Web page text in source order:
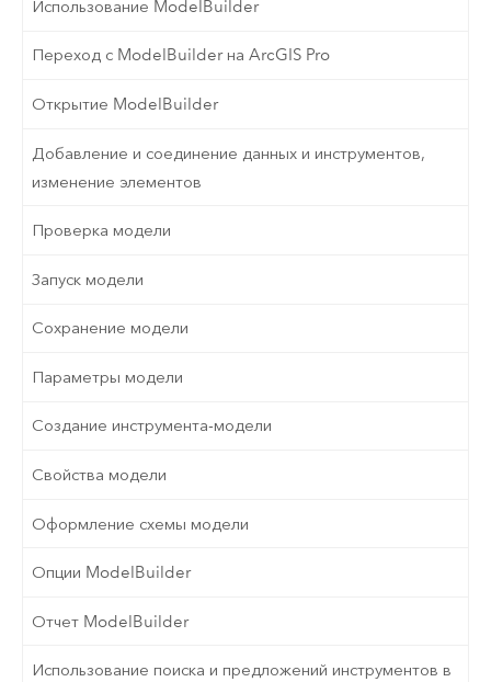
Использование ModelBuilder
Переход с ModelBuilder на ArcGIS Pro
Открытие ModelBuilder
Добавление и соединение данных и инструментов,
изменение элементов
Проверка модели
Запуск модели
Сохранение модели
Параметры модели
Создание инструмента-модели
Свойства модели
Оформление схемы модели
Опции ModelBuilder
Отчет ModelBuilder
Использование поиска и предложений инструментов в